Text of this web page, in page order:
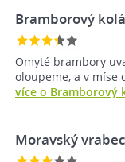
Bramborový
Omyté brambory
oloupeme, a v míse
více o Bramborový
Moravský vrabec